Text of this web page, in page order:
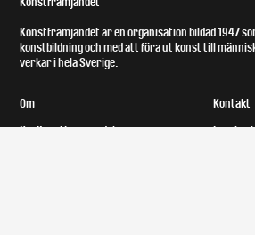
Konstfrämjandet är en organisation bildad 1947
konstbildning och med att föra ut konst till
verkar i hela Sverige.
Om
Om Konstfrämjandet
Kontakt
Facebook